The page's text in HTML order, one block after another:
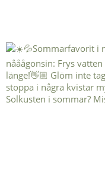
Solkusten i sommar?